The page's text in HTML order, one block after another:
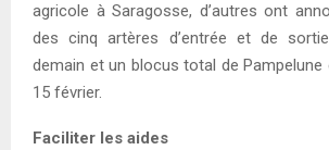
agricole à Saragosse, d’autres ont
des cinq artères d’entrée et de
demain et un blocus total de Pampelune
15 février.
Faciliter les aides